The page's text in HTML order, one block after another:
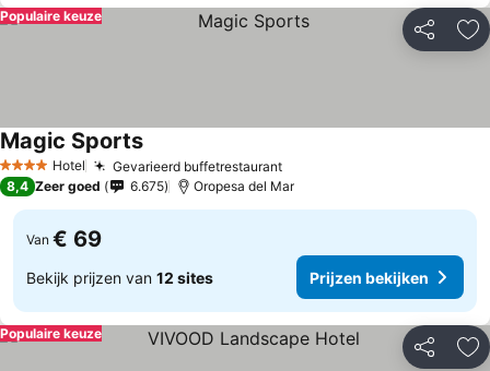
Delen
Populaire keuze
4 SterrenHotel Gevarieerd buffetrestaurant
Magic Sports
8,4 Zeer goed 6.675 Oropesa del Mar
Van € 69
Bekijk prijzen van 12 sites Prijzen bekijken
Delen
Populaire keuze